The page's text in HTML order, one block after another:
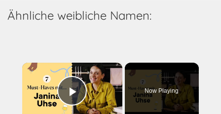
Ähnliche weibliche Namen:
×
Play Video
Now Playing